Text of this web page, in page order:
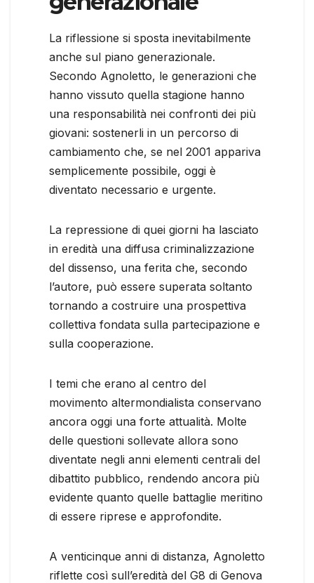
La riflessione si sposta inevitabilmente
anche sul piano generazionale.
Secondo Agnoletto, le generazioni che
hanno vissuto quella stagione hanno
una responsabilità nei confronti dei più
giovani: sostenerli in un percorso di
cambiamento che, se nel 2001 appariva
semplicemente possibile, oggi è
diventato necessario e urgente.
La repressione di quei giorni ha lasciato
in eredità una diffusa criminalizzazione
del dissenso, una ferita che, secondo
l’autore, può essere superata soltanto
tornando a costruire una prospettiva
collettiva fondata sulla partecipazione e
sulla cooperazione.
I temi che erano al centro del
movimento altermondialista conservano
ancora oggi una forte attualità. Molte
delle questioni sollevate allora sono
diventate negli anni elementi centrali del
dibattito pubblico, rendendo ancora più
evidente quanto quelle battaglie meritino
di essere riprese e approfondite.
A venticinque anni di distanza, Agnoletto
riflette così sull’eredità del G8 di Genova